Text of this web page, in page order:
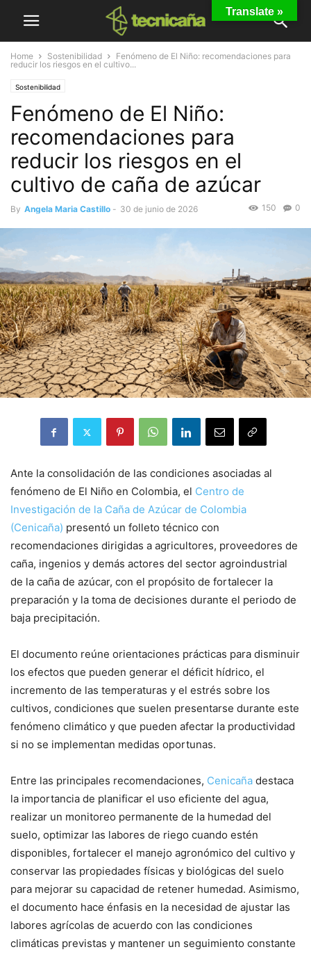
Home Sostenibilidad
Fenómeno de El Niño: recomendaciones para
reducir los riesgos en el cultivo...
Sostenibilidad
Fenómeno de El Niño:
recomendaciones para
reducir los riesgos en el
cultivo de caña de azúcar
By Angela Maria Castillo - 30 de junio de 2026 0
150
Ante la consolidación de las condiciones asociadas al
fenómeno de El Niño en Colombia, el Centro de
Investigación de la Caña de Azúcar de Colombia
(Cenicaña) presentó un folleto técnico con
recomendaciones dirigidas a agricultores, proveedores de
caña, ingenios y demás actores del sector agroindustrial
de la caña de azúcar, con el propósito de fortalecer la
preparación y la toma de decisiones durante el periodo de
baja precipitación.
El documento reúne orientaciones prácticas para disminuir
los efectos que pueden generar el déficit hídrico, el
incremento de las temperaturas y el estrés sobre los
cultivos, condiciones que suelen presentarse durante este
fenómeno climático y que pueden afectar la productividad
si no se implementan medidas oportunas.
Entre las principales recomendaciones, Cenicaña destaca
la importancia de planificar el uso eficiente del agua,
realizar un monitoreo permanente de la humedad del
suelo, optimizar las labores de riego cuando estén
disponibles, fortalecer el manejo agronómico del cultivo y
conservar las propiedades físicas y biológicas del suelo
para mejorar su capacidad de retener humedad. Asimismo,
el documento hace énfasis en la necesidad de ajustar las
labores agrícolas de acuerdo con las condiciones
climáticas previstas y mantener un seguimiento constante
Translate »